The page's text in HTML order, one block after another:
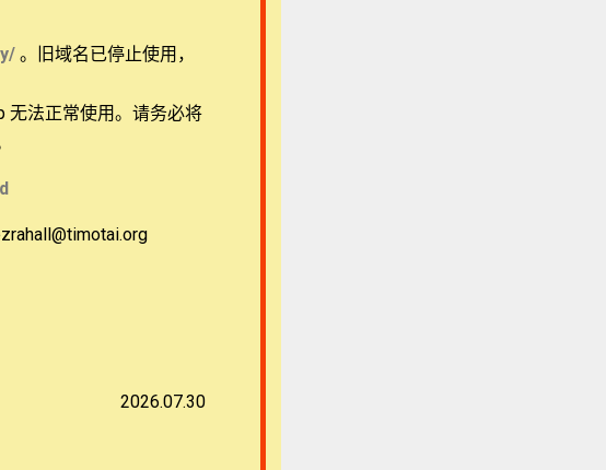
18:23
。旧域名已停止使用，
无法正常使用。请务必将
2026.07.30